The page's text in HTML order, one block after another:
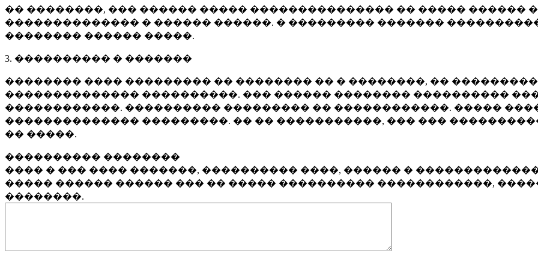
�� ��������, ��� ������ ����� ��������������� �� ����� ������
�������������� � ������ ������. � ��������� �������
�������� ������ �����.
3. ���������� � �������
�������� ���� ��������� �� �������� �� � ��������, ��
�������������� ����������. ��� ������ �������� ����������
������������. ���������� ��������� �� ������������. �����
�������������� ���������. �� �� �����������, ��� ���
�� �����.
���������� ��������
���� � ��� ���� �������, ���������� ����, ������ �
����� ������ ������ ��� �� ����� ���������� ������������,
��������.